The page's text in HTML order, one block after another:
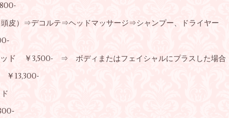
-
皮）⇒デコルテ⇒ヘッドマッサージ⇒シャンプー、ドライヤー
ド ￥3,500- ⇒ ボディまたはフェイシャルにプラスした場合
13,300-